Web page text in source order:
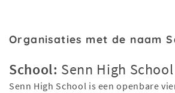
Organisaties met de naam
School: Senn High School
Senn High School is een openbare